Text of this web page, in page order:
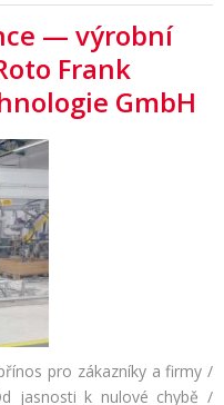
— výrobní
Frank
GmbH
pro zákazníky a firmy /
jasnosti k nulové chybě /